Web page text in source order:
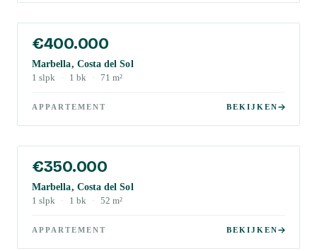
€400.000
Marbella, Costa del Sol
1 slpk · 1 bk · 71 m²
APPARTEMENT BEKIJKEN
€350.000
Marbella, Costa del Sol
1 slpk · 1 bk · 52 m²
APPARTEMENT BEKIJKEN